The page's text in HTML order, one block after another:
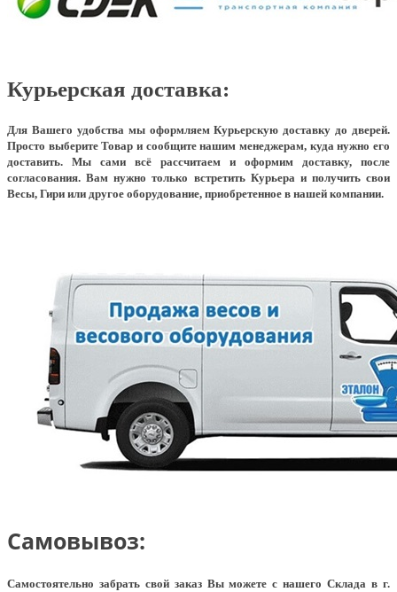
Курьерская доставка:
Для Вашего удобства мы оформляем Курьерскую доставку до дверей.
Просто выберите Товар и сообщите нашим менеджерам, куда нужно его
доставить. Мы сами всё рассчитаем и оформим доставку, после
согласования. Вам нужно только встретить Курьера и получить свои
Весы, Гири или другое оборудование, приобретенное в нашей компании.
Самовывоз:
Самостоятельно забрать свой заказ Вы можете с нашего Склада в г.